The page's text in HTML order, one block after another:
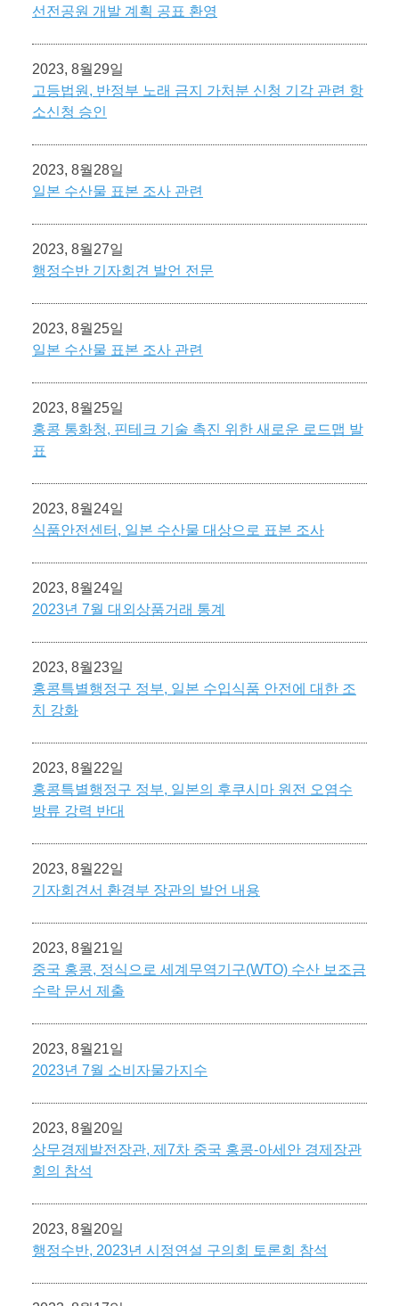
선전공원 개발 계획 공표 환영
2023, 8월29일
고등법원, 반정부 노래 금지 가처분 신청 기각 관련 항
소신청 승인
2023, 8월28일
일본 수산물 표본 조사 관련
2023, 8월27일
행정수반 기자회견 발언 전문
2023, 8월25일
일본 수산물 표본 조사 관련
2023, 8월25일
홍콩 통화청, 핀테크 기술 촉진 위한 새로운 로드맵 발
표
2023, 8월24일
식품안전센터, 일본 수산물 대상으로 표본 조사
2023, 8월24일
2023년 7월 대외상품거래 통계
2023, 8월23일
홍콩특별행정구 정부, 일본 수입식품 안전에 대한 조
치 강화
2023, 8월22일
홍콩특별행정구 정부, 일본의 후쿠시마 원전 오염수
방류 강력 반대
2023, 8월22일
기자회견서 환경부 장관의 발언 내용
2023, 8월21일
중국 홍콩, 정식으로 세계무역기구(WTO) 수산 보조금
수락 문서 제출
2023, 8월21일
2023년 7월 소비자물가지수
2023, 8월20일
상무경제발전장관, 제7차 중국 홍콩-아세안 경제장관
회의 참석
2023, 8월20일
행정수반, 2023년 시정연설 구의회 토론회 참석